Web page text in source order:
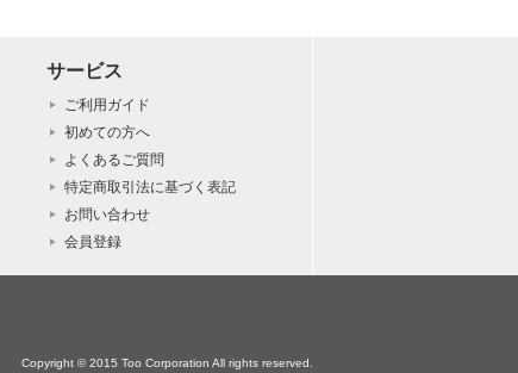
サービス
ご利用ガイド
初めての方へ
よくあるご質問
特定商取引法に基づく表記
お問い合わせ
会員登録
Copyright © 2015 Too Corporation All rights reserved.